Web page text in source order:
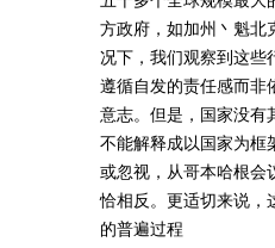
方政府，如加州丶魁北
况下，我们观察到这些
遵循自发的责任感而非
意志。但是，国家没有
不能解释成以国家为框
或忽视，从哥本哈根会
恰相反。更适切来说，
的普遍过程